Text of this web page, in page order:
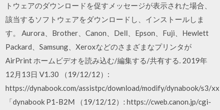
トウェアのダウンロードを促すメッセージが表示された場合、
該当するソフトウェアをダウンロードし、インストールしま
す。 Aurora、Brother、Canon、Dell、Epson、Fuji、Hewlett
Packard、Samsung、Xeroxなどのさまざまなプリンタが
AirPrint ホームビデオを読み込む/編集する/共有する. 2019年
12月13日 V1.30 （19/12/12）:
https://dynabook.com/assistpc/download/modify/dynabook/s3/
「dynabook P1-B2M （19/12/12）: https://cweb.canon.jp/cgi-